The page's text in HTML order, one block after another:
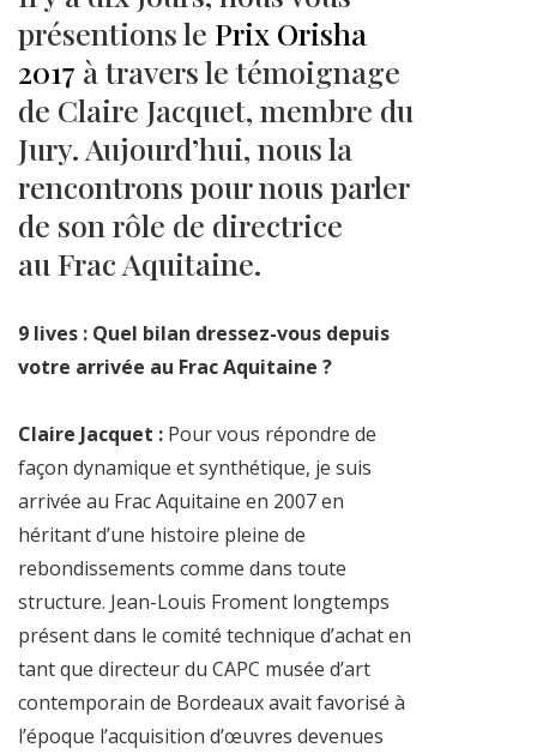
présentions le Prix Orisha
2017 à travers le témoignage
de Claire Jacquet, membre du
Jury. Aujourd’hui, nous la
rencontrons pour nous parler
de son rôle de directrice
au Frac Aquitaine.
9 lives : Quel bilan dressez-vous depuis
votre arrivée au Frac Aquitaine ?
Claire Jacquet : Pour vous répondre de
façon dynamique et synthétique, je suis
arrivée au Frac Aquitaine en 2007 en
héritant d’une histoire pleine de
rebondissements comme dans toute
structure. Jean-Louis Froment longtemps
présent dans le comité technique d’achat en
tant que directeur du CAPC musée d’art
contemporain de Bordeaux avait favorisé à
l’époque l’acquisition d’œuvres devenues